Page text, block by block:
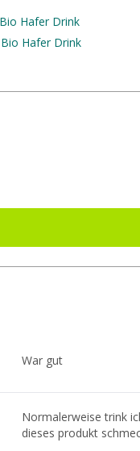
Hafer Drink
Hafer Drink
War gut
Normalerweise trink
dieses produkt